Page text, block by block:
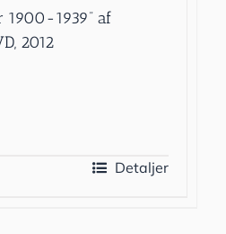
1900-1939” af
2012
Detaljer